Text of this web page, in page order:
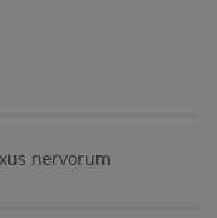
nervorum